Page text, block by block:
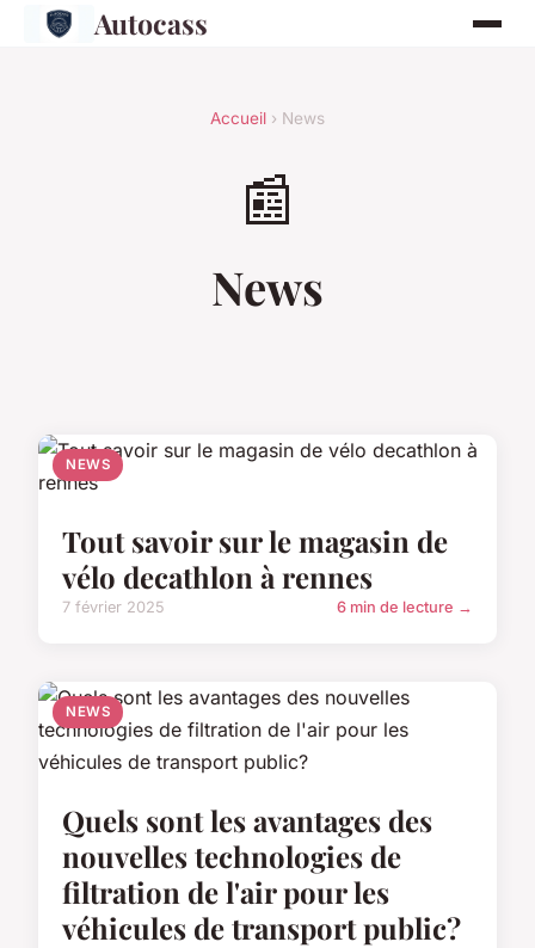
Autocass
Accueil › News
📰
News
NEWS
Tout savoir sur le magasin de
vélo decathlon à rennes
7 février 2025 6 min de lecture →
NEWS
Quels sont les avantages des
nouvelles technologies de
filtration de l'air pour les
véhicules de transport public?